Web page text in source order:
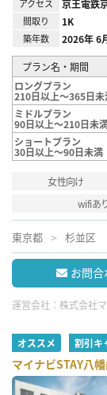
アクセス 京王電鉄
間取り 1K
築年数 2026年 6
プラン名・期間
ロングプラン
210日以上～365日未
ミドルプラン
90日以上～210日未
ショートプラン
30日以上～90日未満
女性向け
wifiあ
東京都 杉並区
お問合
運営会社： 株式会社
オススメ 割引キ
マイナビSTAY八